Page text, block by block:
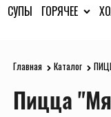
СУПЫ ГОРЯЧЕЕ
Главная Каталог
Пицца